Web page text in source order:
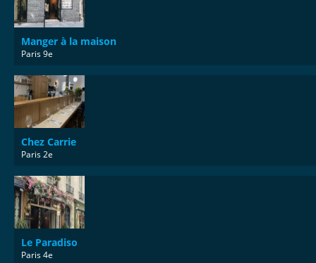
Manger à la maison
Paris 9e
Chez Carrie
Paris 2e
Le Paradiso
Paris 4e